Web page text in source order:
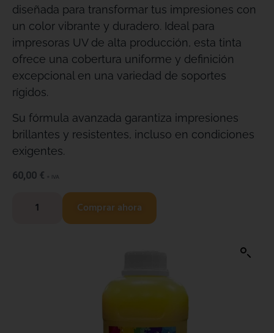
diseñada para transformar tus impresiones con
un color vibrante y duradero. Ideal para
impresoras UV de alta producción, esta tinta
ofrece una cobertura uniforme y definición
excepcional en una variedad de soportes
rígidos.
Su fórmula avanzada garantiza impresiones
brillantes y resistentes, incluso en condiciones
exigentes.
60,00 € + IVA
Comprar ahora